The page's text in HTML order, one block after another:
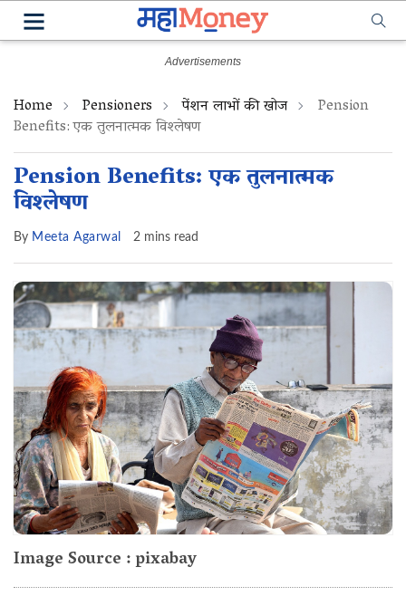
Home Pensioners पेंशन लाभों की खोज Pension
Benefits: एक तुलनात्मक विश्लेषण
Pension Benefits: एक तुलनात्मक
विश्लेषण
By Meeta Agarwal 2 mins read
Image Source : pixabay